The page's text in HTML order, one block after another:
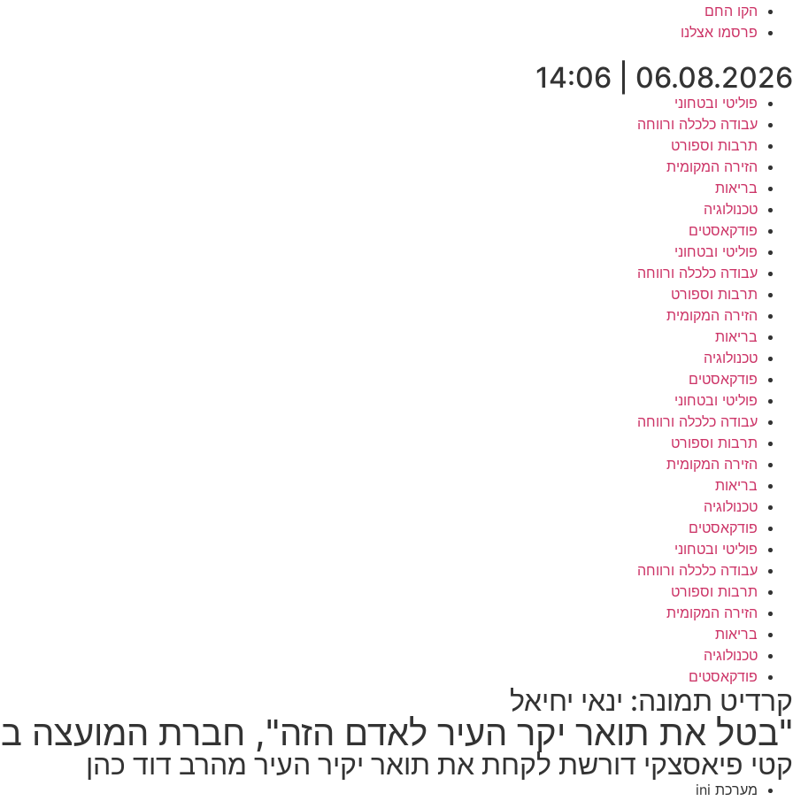
לתוכן
הקו החם
פרסמו אצלנו
06.08.2026 | 14:06
פוליטי ובטחוני
עבודה כלכלה ורווחה
תרבות וספורט
הזירה המקומית
בריאות
טכנולוגיה
פודקאסטים
פוליטי ובטחוני
עבודה כלכלה ורווחה
תרבות וספורט
הזירה המקומית
בריאות
טכנולוגיה
פודקאסטים
פוליטי ובטחוני
עבודה כלכלה ורווחה
תרבות וספורט
הזירה המקומית
בריאות
טכנולוגיה
פודקאסטים
פוליטי ובטחוני
עבודה כלכלה ורווחה
תרבות וספורט
הזירה המקומית
בריאות
טכנולוגיה
פודקאסטים
קרדיט תמונה: ינאי יחיאל
"בטל את תואר יקר העיר לאדם הזה", חברת המועצה
קטי פיאסצקי דורשת לקחת את תואר יקיר העיר מהרב דוד כהן
מערכת ini